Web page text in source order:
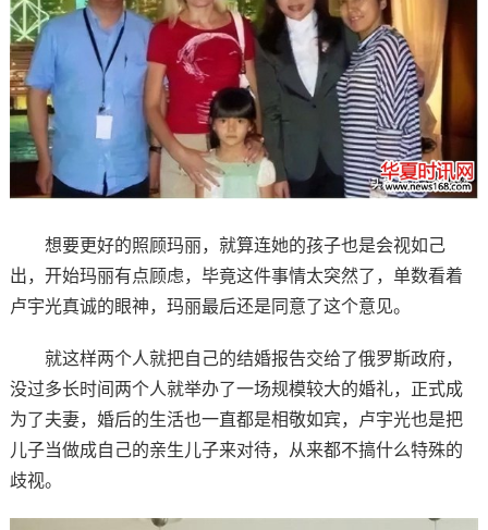
想要更好的照顾玛丽，就算连她的孩子也是会视如己
出，开始玛丽有点顾虑，毕竟这件事情太突然了，单数看着
卢宇光真诚的眼神，玛丽最后还是同意了这个意见。
就这样两个人就把自己的结婚报告交给了俄罗斯政府，
没过多长时间两个人就举办了一场规模较大的婚礼，正式成
为了夫妻，婚后的生活也一直都是相敬如宾，卢宇光也是把
儿子当做成自己的亲生儿子来对待，从来都不搞什么特殊的
歧视。